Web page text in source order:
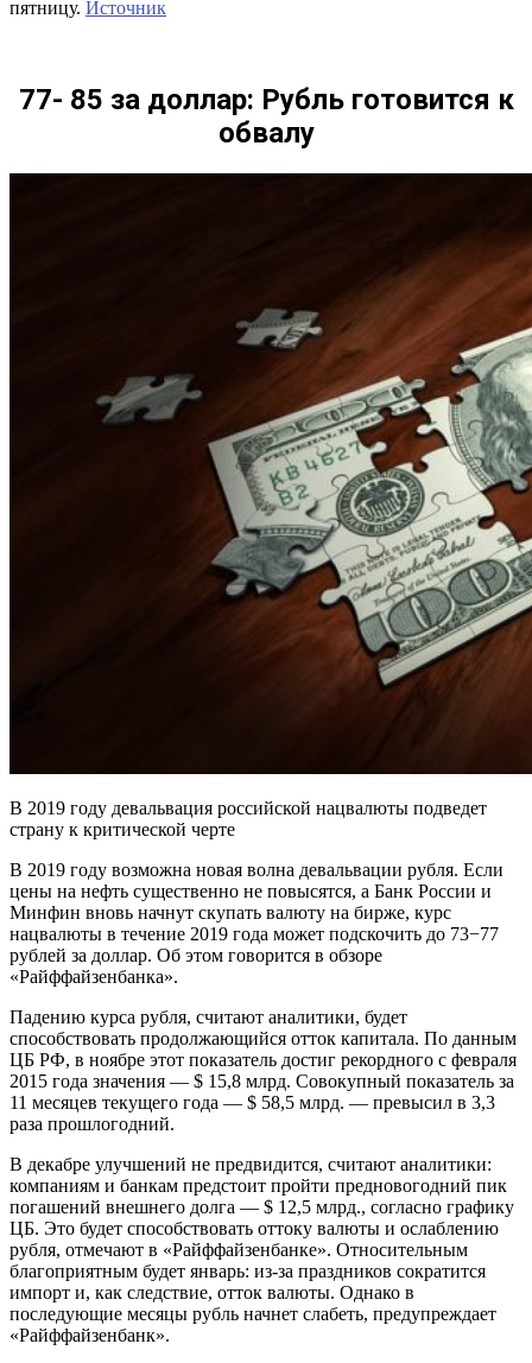
пятницу. Источник
77- 85 за доллар: Рубль готовится к
обвалу
В 2019 году девальвация российской нацвалюты подведет
страну к критической черте
В 2019 году возможна новая волна девальвации рубля. Если
цены на нефть существенно не повысятся, а Банк России и
Минфин вновь начнут скупать валюту на бирже, курс
нацвалюты в течение 2019 года может подскочить до 73−77
рублей за доллар. Об этом говорится в обзоре
«Райффайзенбанка».
Падению курса рубля, считают аналитики, будет
способствовать продолжающийся отток капитала. По данным
ЦБ РФ, в ноябре этот показатель достиг рекордного с февраля
2015 года значения — $ 15,8 млрд. Совокупный показатель за
11 месяцев текущего года — $ 58,5 млрд. — превысил в 3,3
раза прошлогодний.
В декабре улучшений не предвидится, считают аналитики:
компаниям и банкам предстоит пройти предновогодний пик
погашений внешнего долга — $ 12,5 млрд., согласно графику
ЦБ. Это будет способствовать оттоку валюты и ослаблению
рубля, отмечают в «Райффайзенбанке». Относительным
благоприятным будет январь: из-за праздников сократится
импорт и, как следствие, отток валюты. Однако в
последующие месяцы рубль начнет слабеть, предупреждает
«Райффайзенбанк».